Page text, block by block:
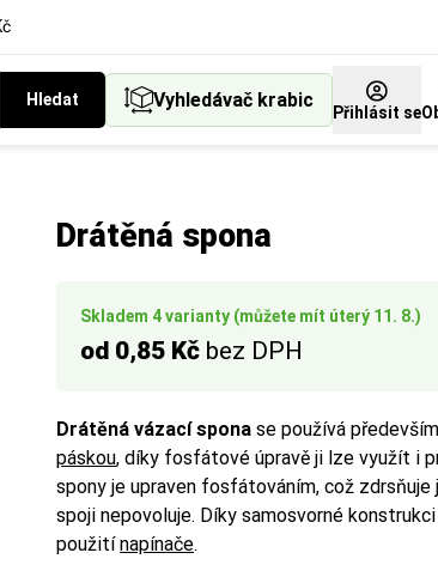
Hledat Vyhledávač krabic
Přihlásit se
Drátěná spona
Skladem 4 varianty (můžete mít úterý 11. 8.)
od 0,85 Kč bez DPH
Drátěná vázací spona se používá
páskou, díky fosfátové úpravě ji lze využít i
spony je upraven fosfátováním, což
spoji nepovoluje. Díky samosvorné
použitínapínače.
Vyberte si rozměr podle požadované pevnosti
ruční balení, nebo pro použití v balicích strojích.